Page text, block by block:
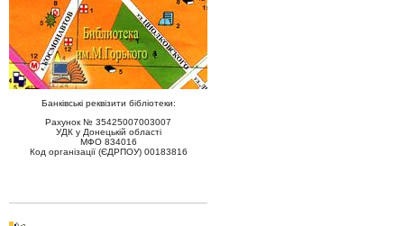
Банківські реквізити бібліотеки:
Рахунок № 35425007003007
УДК у Донецькій області
МФО 834016
Код організації (ЄДРПОУ) 00183816